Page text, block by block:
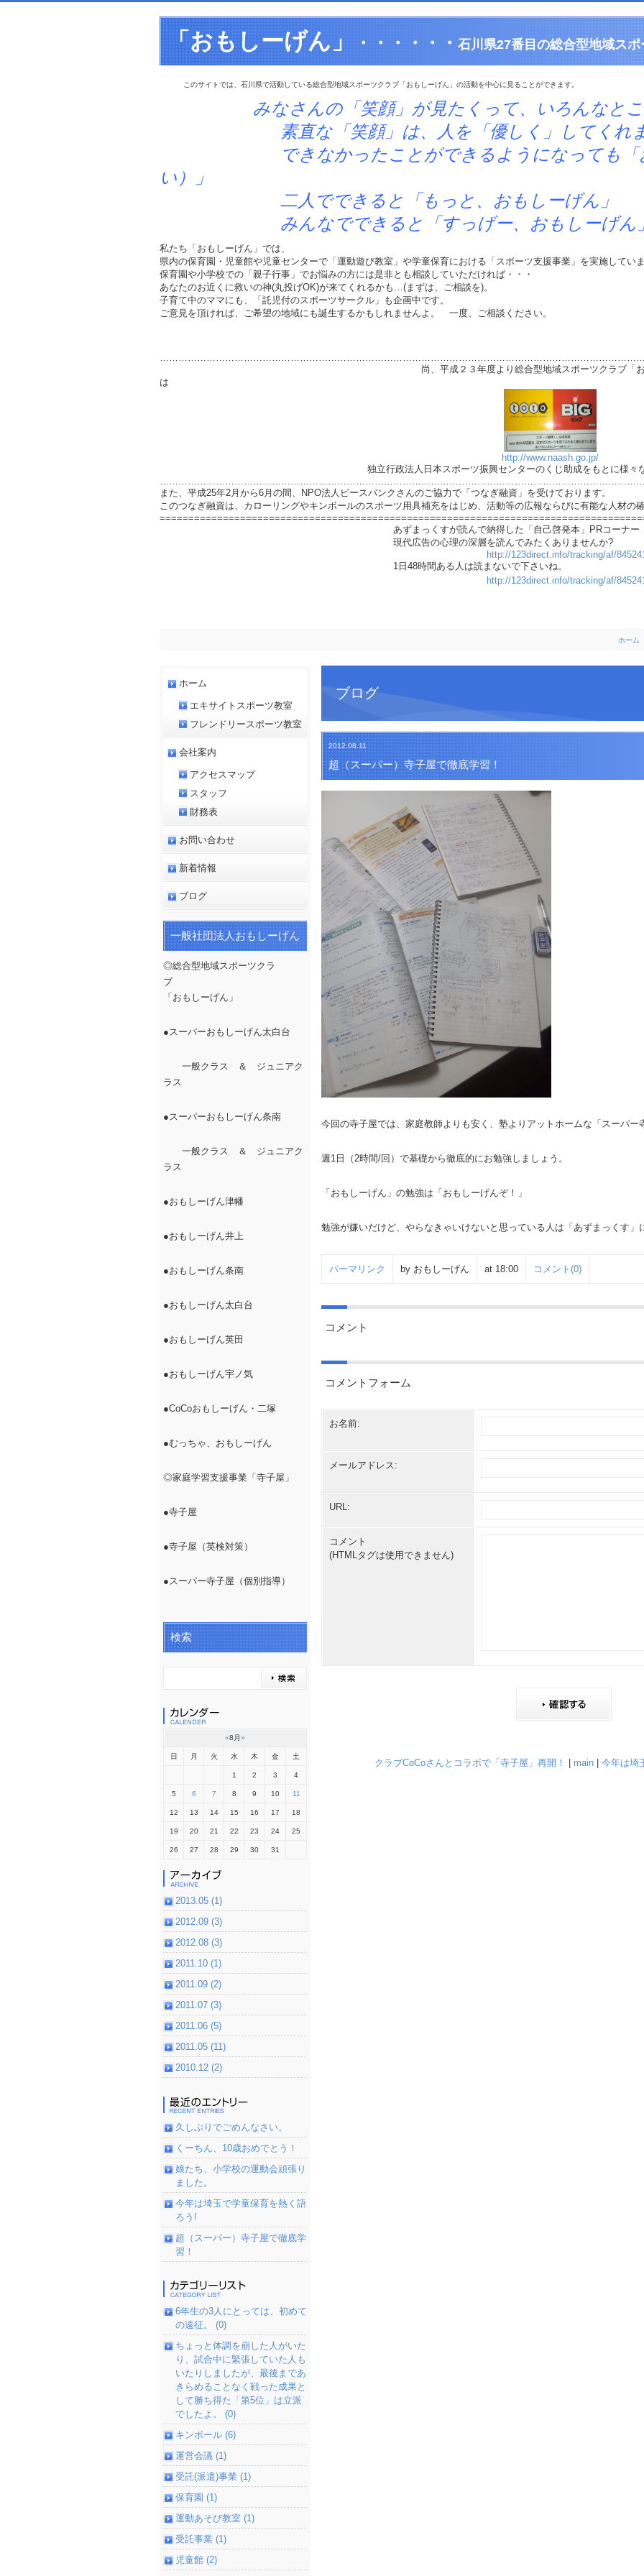
「おもしーげん」 ・・・・・・ 石川県27番目の総合型地域ス
このサイトでは、石川県で活動している総合型地域スポーツクラブ「おもしーげん」の活動を中心に見ることができます。
みなさんの「笑顔」が見たくって、いろんなと
素直な「笑顔」は、人を「優しく」してくれま
できなかったことができるようになっても「お
い）」
二人でできると「もっと、おもしーげん」
みんなでできると「すっげー、おもしーげん
私たち「おもしーげん」では、
県内の保育園・児童館や児童センターで「運動遊び教室」や学童保育における「スポーツ支援事業」を実施していま
保育園や小学校での「親子行事」でお悩みの方には是非とも相談していただければ・・・
あなたのお近くに救いの神(丸投げOK)が来てくれるかも…(まずは、ご相談を)。
子育て中のママにも、「託児付のスポーツサークル」も企画中です。
ご意見を頂ければ、ご希望の地域にも誕生するかもしれませんよ。 一度、ご相談ください。
尚、平成２３年度より総合型地域スポーツクラブ「おもし
は
http://www.naash.go.jp/
独立行政法人日本スポーツ振興センターのくじ助成をもとに様々な活動を
また、平成25年2月から6月の間、NPO法人ピースバンクさんのご協力で「つなぎ融資」を受けております。
このつなぎ融資は、カローリングやキンボールのスポーツ用具補充をはじめ、活動等の広報ならびに有能な人材の
あずまっくすが読んで納得した「自己啓発本」PRコーナー
現代広告の心理の深層を読んでみたくありませんか?
http://123direct.info/tracking/af/
1日48時間ある人は読まないで下さいね。
http://123direct.info/tracking/af/
ホーム
ブログ
2012.08.11
超（スーパー）寺子屋で徹底学習！
今回の寺子屋では、家庭教師よりも安く、塾よりアットホームな「スーパー
週1日（2時間/回）で基礎から徹底的にお勉強しましょう。
「おもしーげん」の勉強は「おもしーげんぞ！」
勉強が嫌いだけど、やらなきゃいけないと思っている人は「あずまっくす」
パーマリンク by おもしーげん at 18:00 コメント(0)
コメント
コメントフォーム
お名前:
メールアドレス:
URL:
コメント
(HTMLタグは使用できません)
クラブCoCoさんとコラボで「寺子屋」再開！ main| 今年は埼
ホーム
エキサイトスポーツ教室
フレンドリースポーツ教室
会社案内
アクセスマップ
スタッフ
財務表
お問い合わせ
新着情報
ブログ
一般社団法人おもしーげん
◎総合型地域スポーツクラ
ブ
「おもしーげん」
●スーパーおもしーげん太白台
一般クラス ＆ ジュニアク
ラス
●スーパーおもしーげん条南
一般クラス ＆ ジュニアク
ラス
●おもしーげん津幡
●おもしーげん井上
●おもしーげん条南
●おもしーげん太白台
●おもしーげん英田
●おもしーげん宇ノ気
●CoCoおもしーげん・二塚
●むっちゃ、おもしーげん
◎家庭学習支援事業「寺子屋」
●寺子屋
●寺子屋（英検対策）
●スーパー寺子屋（個別指導）
検索
«8月»
日 月 火 水 木 金 土
1 2 3 4
5 6 7 8 9 10 11
12 13 14 15 16 17 18
19 20 21 22 23 24 25
26 27 28 29 30 31
2013.05 (1)
2012.09 (3)
2012.08 (3)
2011.10 (1)
2011.09 (2)
2011.07 (3)
2011.06 (5)
2011.05 (11)
2010.12 (2)
久しぶりでごめんなさい。
くーちん、10歳おめでとう！
娘たち、小学校の運動会頑張り
ました。
今年は埼玉で学童保育を熱く語
ろう!
超（スーパー）寺子屋で徹底学
習！
6年生の3人にとっては、初めて
の遠征。 (0)
ちょっと体調を崩した人がいた
り、試合中に緊張していた人も
いたりしましたが、最後まであ
きらめることなく戦った成果と
して勝ち得た「第5位」は立派
でしたよ。 (0)
キンボール (6)
運営会議 (1)
受託(派遣)事業 (1)
保育園 (1)
運動あそび教室 (1)
受託事業 (1)
児童館 (2)